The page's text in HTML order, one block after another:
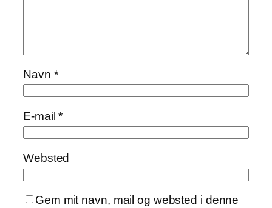
Navn *
E-mail*
Websted
Gem mit navn, mail og websted i denne